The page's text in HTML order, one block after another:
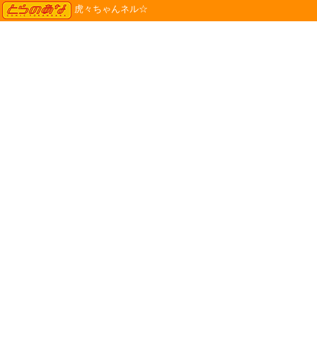
TORANOANA
虎々ちゃんネル☆